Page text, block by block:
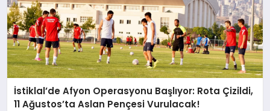
İstiklal’de Afyon Operasyonu Başlıyor: Rota Çizildi,
11 Ağustos’ta Aslan Pençesi Vurulacak!